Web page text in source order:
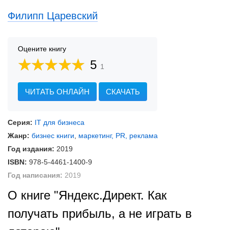
Филипп Царевский
Оцените книгу
5 1
ЧИТАТЬ ОНЛАЙН СКАЧАТЬ
Серия: IT для бизнеса
Жанр: бизнес книги
маркетинг, PR, реклама
Год издания: 2019
ISBN: 978-5-4461-1400-9
Год написания: 2019
О книге "Яндекс.Директ. Как
получать прибыль, а не играть в